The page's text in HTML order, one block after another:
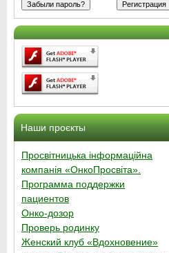
Наши проєкты
Просвітницька інформаційна
компанія «ОнкоПросвіта».
Программа поддержки
пациентов
Онко-дозор
Проверь родинку
Женский клуб «Вдохновение»